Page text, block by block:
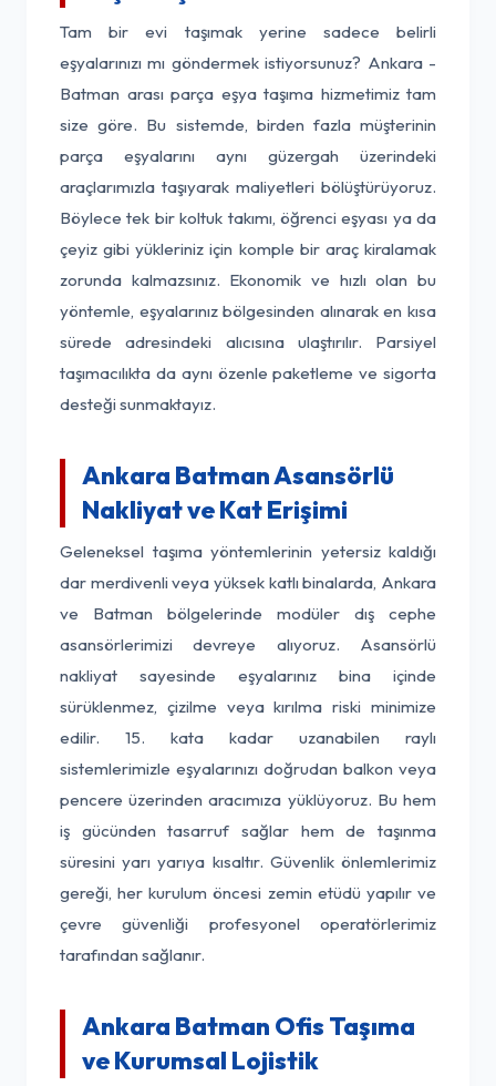
Tam bir evi taşımak yerine sadece belirli
eşyalarınızı mı göndermek istiyorsunuz? Ankara -
Batman arası parça eşya taşıma hizmetimiz tam
size göre. Bu sistemde, birden fazla müşterinin
parça eşyalarını aynı güzergah üzerindeki
araçlarımızla taşıyarak maliyetleri bölüştürüyoruz.
Böylece tek bir koltuk takımı, öğrenci eşyası ya da
çeyiz gibi yükleriniz için komple bir araç kiralamak
zorunda kalmazsınız. Ekonomik ve hızlı olan bu
yöntemle, eşyalarınız bölgesinden alınarak en kısa
sürede adresindeki alıcısına ulaştırılır. Parsiyel
taşımacılıkta da aynı özenle paketleme ve sigorta
desteği sunmaktayız.
Ankara Batman Asansörlü
Nakliyat ve Kat Erişimi
Geleneksel taşıma yöntemlerinin yetersiz kaldığı
dar merdivenli veya yüksek katlı binalarda, Ankara
ve Batman bölgelerinde modüler dış cephe
asansörlerimizi devreye alıyoruz. Asansörlü
nakliyat sayesinde eşyalarınız bina içinde
sürüklenmez, çizilme veya kırılma riski minimize
edilir. 15. kata kadar uzanabilen raylı
sistemlerimizle eşyalarınızı doğrudan balkon veya
pencere üzerinden aracımıza yüklüyoruz. Bu hem
iş gücünden tasarruf sağlar hem de taşınma
süresini yarı yarıya kısaltır. Güvenlik önlemlerimiz
gereği, her kurulum öncesi zemin etüdü yapılır ve
çevre güvenliği profesyonel operatörlerimiz
tarafından sağlanır.
Ankara Batman Ofis Taşıma
ve Kurumsal Lojistik